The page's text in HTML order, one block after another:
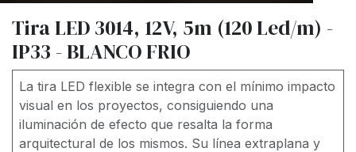
Tira LED 3014, 12V, 5m (120 Led/m) -
IP33 - BLANCO FRIO
La tira LED flexible se integra con el mínimo impacto
visual en los proyectos, consiguiendo una
iluminación de efecto que resalta la forma
arquitectural de los mismos. Su línea extraplana y